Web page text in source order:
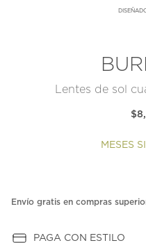
Lentes de sol
MESES
Envío gratis en compras
PAGA CON ESTILO